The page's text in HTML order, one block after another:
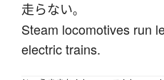
走らない。
Steam locomotives run
electric trains.